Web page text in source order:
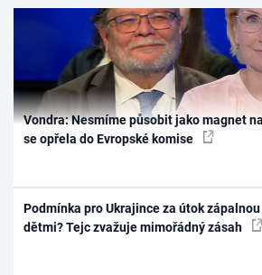
Vondra: Nesmíme působit jako magnet
se opřela do Evropské komise
Podmínka pro Ukrajince za útok
dětmi? Tejc zvažuje mimořádný zásah